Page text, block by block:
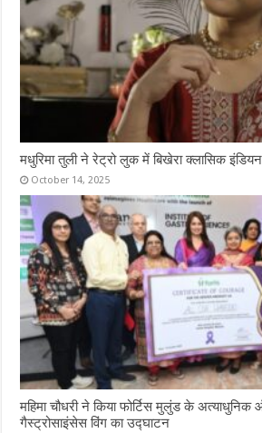
मधुरिमा तुली ने रेट्रो लुक में बिखेरा क्लासिक
October 14, 2025
महिमा चौधरी ने किया फोर्टिस मुलुंड के
गैस्ट्रोसाइंसेस विंग का उद्घाटन